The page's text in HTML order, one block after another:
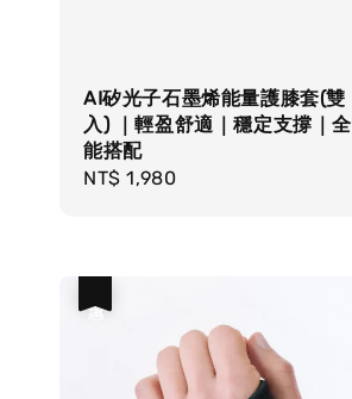
AI矽光子石墨烯能量護膝套(雙
入) ｜輕盈舒適｜穩定支撐｜全
能搭配
Regular
NT$ 1,980